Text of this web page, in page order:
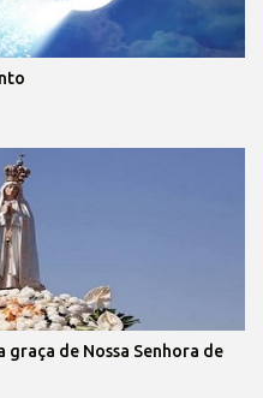
de Nossa Senhora de